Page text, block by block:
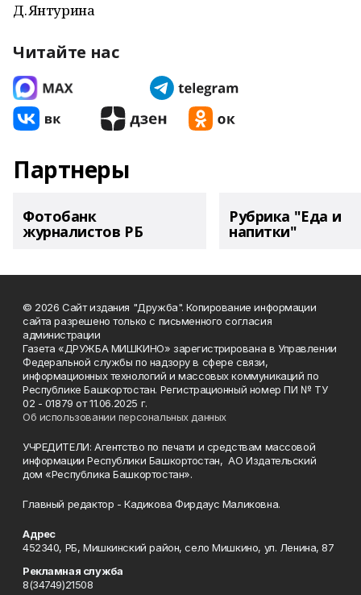
Д. Янтурина
Читайте нас
Партнеры
Фотобанк
журналистов РБ
Рубрика "Еда и
напитки"
© 2026 Сайт издания "Дружба". Копирование информации
сайта разрешено только с письменного согласия
администрации
Газета «ДРУЖБА МИШКИНО» зарегистрирована в Управлении
Федеральной службы по надзору в сфере связи,
информационных технологий и массовых коммуникаций по
Республике Башкортостан. Регистрационный номер ПИ № ТУ
02 - 01879 от 11.06.2025 г.
Об использовании персональных данных
УЧРЕДИТЕЛИ: Агентство по печати и средствам массовой
информации Республики Башкортостан, АО Издательский
дом «Республика Башкортостан».
Главный редактор - Кадикова Фирдаус Маликовна.
Адрес
452340, РБ, Мишкинский район, село Мишкино, ул. Ленина, 87
Рекламная служба
8(34749)21508